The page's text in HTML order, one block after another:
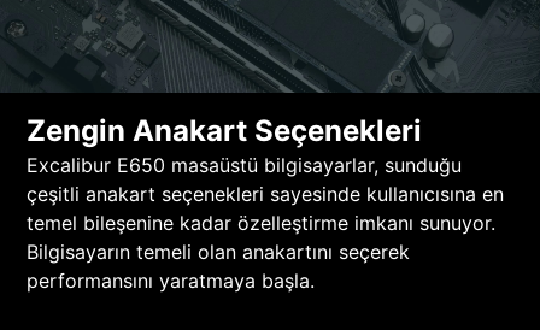
Zengin Anakart Seçenekleri
Excalibur E650 masaüstü bilgisayarlar, sunduğu
çeşitli anakart seçenekleri sayesinde kullanıcısına en
temel bileşenine kadar özelleştirme imkanı sunuyor.
Bilgisayarın temeli olan anakartını seçerek
performansını yaratmaya başla.